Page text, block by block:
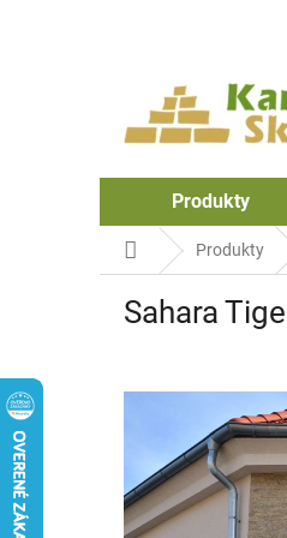
Produkty
DomovProdukty
Sahara